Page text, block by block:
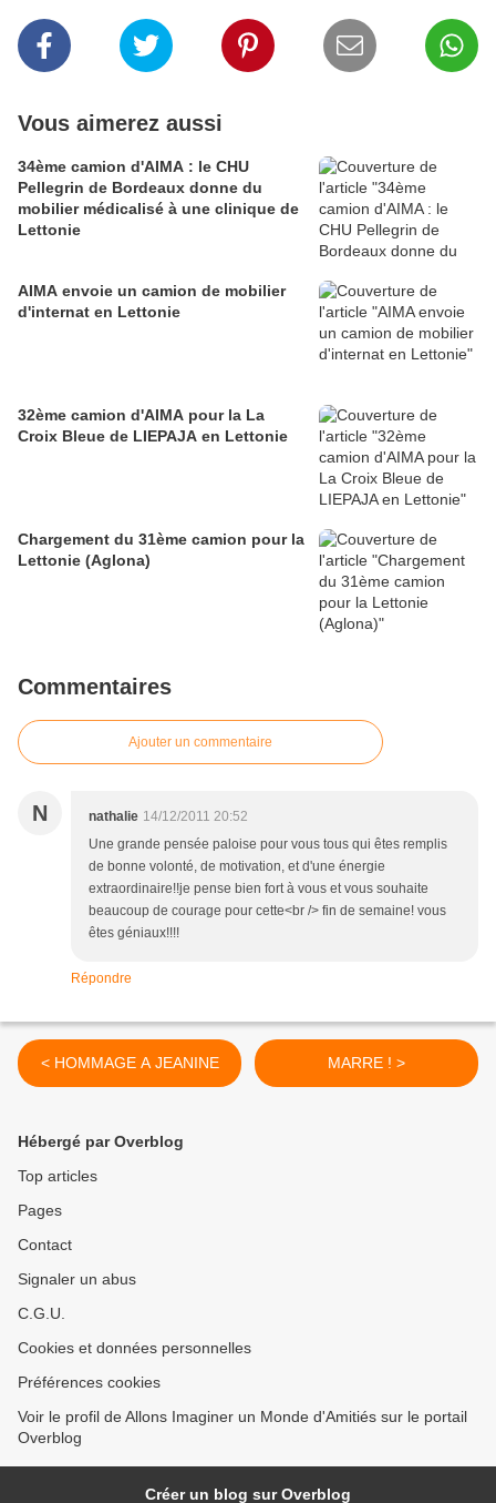
Vous aimerez aussi
34ème camion d'AIMA : le CHU
Pellegrin de Bordeaux donne du
mobilier médicalisé à une clinique de
Lettonie
AIMA envoie un camion de mobilier
d'internat en Lettonie
32ème camion d'AIMA pour la La
Croix Bleue de LIEPAJA en Lettonie
Chargement du 31ème camion pour la
Lettonie (Aglona)
Commentaires
Ajouter un commentaire
N nathalie 14/12/2011 20:52
Une grande pensée paloise pour vous tous qui êtes remplis
de bonne volonté, de motivation, et d'une énergie
extraordinaire!!je pense bien fort à vous et vous souhaite
beaucoup de courage pour cette<br /> fin de semaine! vous
êtes géniaux!!!!
Répondre
< HOMMAGE A JEANINE MARRE ! >
Hébergé par Overblog
Top articles
Pages
Contact
Signaler un abus
C.G.U.
Cookies et données personnelles
Préférences cookies
Voir le profil de Allons Imaginer un Monde d'Amitiés sur le portail
Overblog
Créer un blog sur Overblog